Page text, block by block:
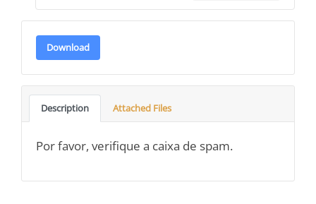
Download
Description Attached Files
Por favor, verifique a caixa de spam.